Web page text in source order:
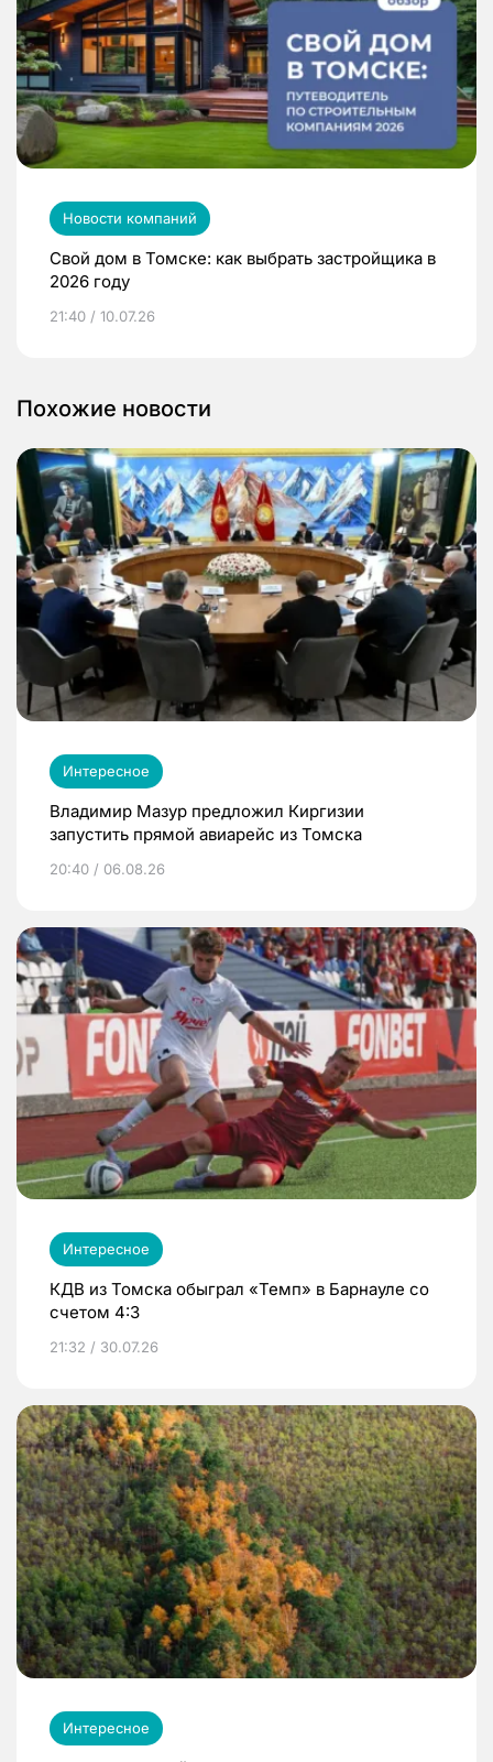
Новости компаний
Свой дом в Томске: как выбрать застройщика в
2026 году
21:40 / 10.07.26
Похожие новости
Интересное
Владимир Мазур предложил Киргизии
запустить прямой авиарейс из Томска
20:40 / 06.08.26
Интересное
КДВ из Томска обыграл «Темп» в Барнауле со
счетом 4:3
21:32 / 30.07.26
Интересное